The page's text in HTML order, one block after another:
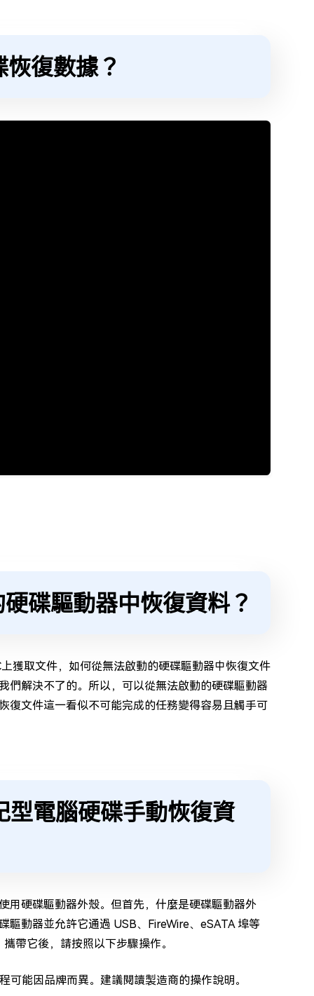
復數據？
碟驅動器中恢復資料？
獲取文件，如何從無法啟動的硬碟驅動器中恢復文件
們解決不了的。所以，可以從無法啟動的硬碟驅動器
復文件這一看似不可能完成的任務變得容易且觸手可
型電腦硬碟手動恢復資
用硬碟驅動器外殼。但首先，什麼是硬碟驅動器外
動器並允許它通過 USB、FireWire、eSATA 埠等
帶它後，請按照以下步驟操作。
能因品牌而異。建議閱讀製造商的操作說明。